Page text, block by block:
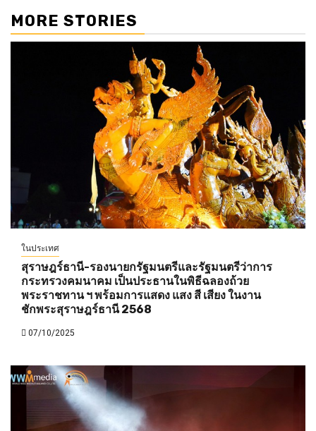
MORE STORIES
ในประเทศ
สุราษฎร์ธานี-รองนายกรัฐมนตรีและรัฐมนตรีว่าการ
กระทรวงคมนาคม เป็นประธานในพิธีฉลองถ้วย
พระราชทาน ฯ พร้อมการแสดง แสง สี เสียง ในงาน
ชักพระสุราษฎร์ธานี 2568
07/10/2025